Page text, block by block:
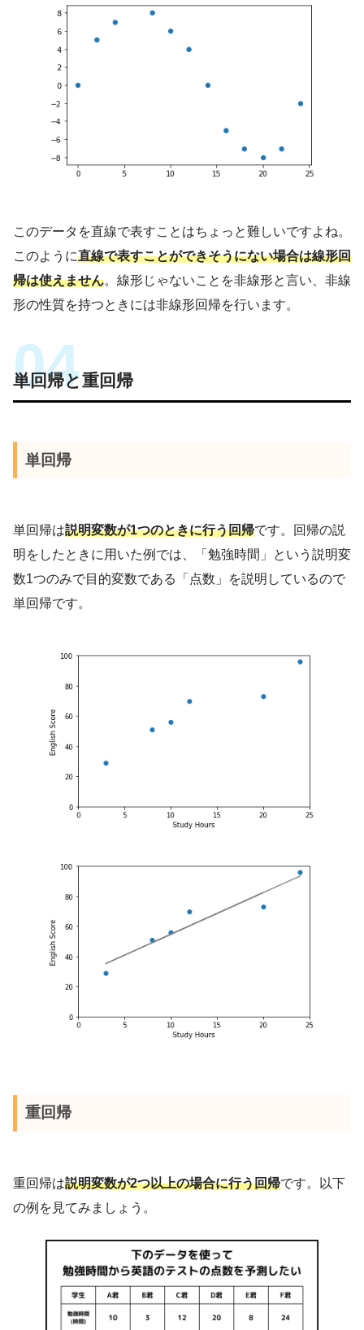
このデータを直線で表すことはちょっと難しいですよね。
このように直線で表すことができそうにない場合は線形回
帰は使えません。線形じゃないことを非線形と言い、非線
形の性質を持つときには非線形回帰を行います。
単回帰と重回帰
単回帰
単回帰は説明変数が1つのときに行う回帰です。回帰の説
明をしたときに用いた例では、「勉強時間」という説明変
数1つのみで目的変数である「点数」を説明しているので
単回帰です。
重回帰
重回帰は説明変数が2つ以上の場合に行う回帰です。以下
の例を見てみましょう。